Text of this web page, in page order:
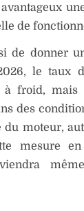
de
de donner
le taux
à froid, mais
des
moteur,
mesure